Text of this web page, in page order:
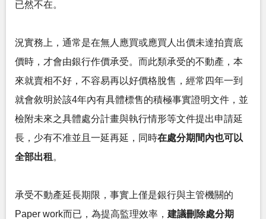
已然不在。
況實務上，通常是在無人應買或應買人出價未達拍賣底
價時，才會由銀行作價承受。而此類承受的不動產，本
來就賣相不好，不容易再以好價格脫售，經常四年一到
就會敘明於該4年內有具體標售的積極事實證明文件，並
檢附未來之具體處分計畫與執行情形等文件提出申請延
長，少有不准並且一延再延，同時在處分期間內也可以
全部出租 。
承受不動產延長期限，事實上僅是銀行與主管機關的
Paper work而已，為提高監理效率， 建議刪除處分期